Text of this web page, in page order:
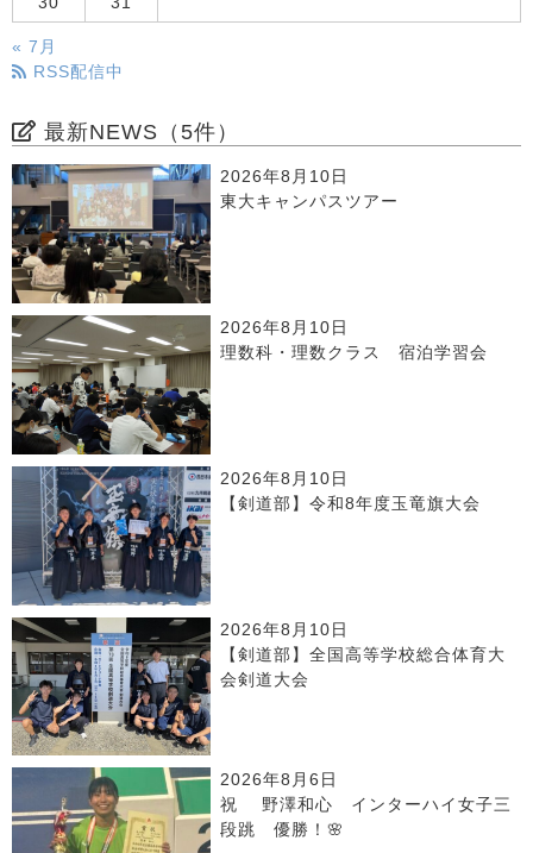
« 7月
RSS配信中
最新NEWS（5件）
2026年8月10日
東大キャンパスツアー
2026年8月10日
理数科・理数クラス 宿泊学習会
2026年8月10日
【剣道部】令和8年度玉竜旗大会
2026年8月10日
【剣道部】全国高等学校総合体育大
会剣道大会
2026年8月6日
祝 野澤和心 インターハイ女子三
段跳 優勝！🌸